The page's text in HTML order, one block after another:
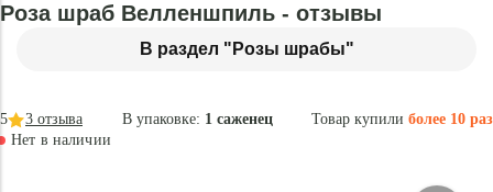
В раздел "Розы шрабы"
Роза шраб Велленшпиль - отзывы
В упаковке: 1 саженец Товар купили более 10 раз
5 3 отзыва
Нет в наличии